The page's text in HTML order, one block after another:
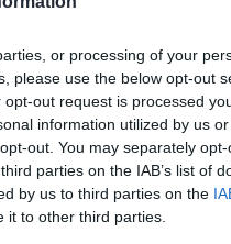
or processing of your
please use the below opt-out
out request is processed
information utilized by us
out. You may separately
parties on the IAB’s list of
by us to third parties on the
it to other third parties.